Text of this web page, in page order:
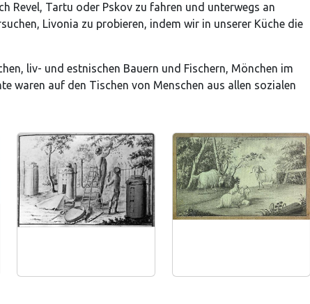
Revel, Tartu oder Pskov zu fahren und unterwegs an
Livonia zu probieren, indem wir in unserer Küche die
liv- und estnischen Bauern und Fischern, Mönchen im
waren auf den Tischen von Menschen aus allen sozialen